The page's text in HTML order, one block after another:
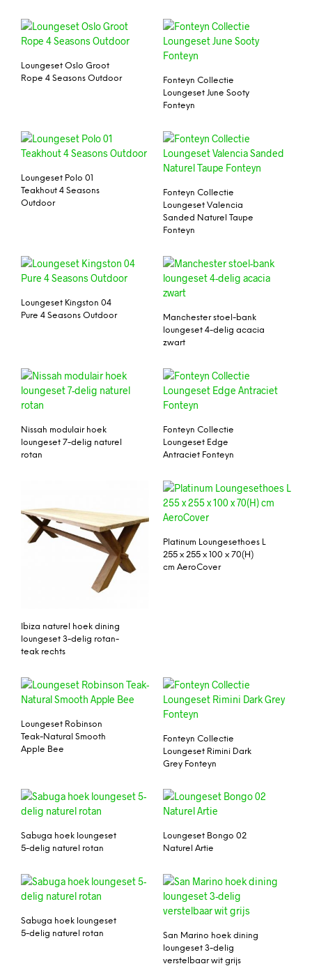
Loungeset Oslo Groot
Rope 4 Seasons Outdoor
Fonteyn Collectie
Loungeset June Sooty
Fonteyn
Loungeset Polo 01
Teakhout 4 Seasons
Outdoor
Fonteyn Collectie
Loungeset Valencia
Sanded Naturel Taupe
Fonteyn
Loungeset Kingston 04
Pure 4 Seasons Outdoor
Manchester stoel-bank
loungeset 4-delig acacia
zwart
Nissah modulair hoek
loungeset 7-delig naturel
rotan
Fonteyn Collectie
Loungeset Edge
Antraciet Fonteyn
Ibiza naturel hoek dining
loungeset 3-delig rotan-
teak rechts
Platinum Loungesethoes L
255 x 255 x 100 x 70(H)
cm AeroCover
Loungeset Robinson
Teak-Natural Smooth
Apple Bee
Fonteyn Collectie
Loungeset Rimini Dark
Grey Fonteyn
Sabuga hoek loungeset
5-delig naturel rotan
Loungeset Bongo 02
Naturel Artie
Sabuga hoek loungeset
5-delig naturel rotan
San Marino hoek dining
loungeset 3-delig
verstelbaar wit grijs